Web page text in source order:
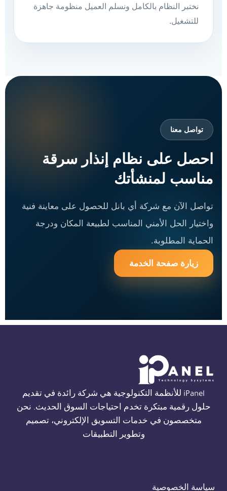
نختبر النظام بالكامل ونسلم العميل منظومة جاهزة
للتشغيل.
تواصل معنا
احصل على نظام إنذار سرقة
مناسب لمنشأتك
تواصل الآن مع شركة أي بانل للحصول على معاينة فنية
واختيار الحل الأمني المناسب لطبيعة المكان ودرجة
الحماية المطلوبة.
زيارة صفحة الخدمة
iPanel للأنظمة التكنولوجية هي شركة رائدة في تقديم
حلول رقمية مبتكرة تخدم احتياجات السوق الحديث. نحن
متخصصون في خدمات التسويق الإلكتروني، تصميم
وتطوير التطبيقات
سياسة الخصوصية